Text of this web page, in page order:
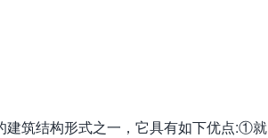
建筑结构形式之一，它具有如下优点:①就